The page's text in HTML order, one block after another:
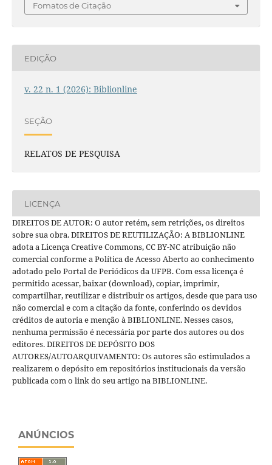
Fomatos de Citação
EDIÇÃO
v. 22 n. 1 (2026): Biblionline
SEÇÃO
RELATOS DE PESQUISA
LICENÇA
DIREITOS DE AUTOR: O autor retém, sem retrições, os direitos
sobre sua obra. DIREITOS DE REUTILIZAÇÃO: A BIBLIONLINE
adota a Licença Creative Commons, CC BY-NC atribuição não
comercial conforme a Política de Acesso Aberto ao conhecimento
adotado pelo Portal de Periódicos da UFPB. Com essa licença é
permitido acessar, baixar (download), copiar, imprimir,
compartilhar, reutilizar e distribuir os artigos, desde que para uso
não comercial e com a citação da fonte, conferindo os devidos
créditos de autoria e menção à BIBLIONLINE. Nesses casos,
nenhuma permissão é necessária por parte dos autores ou dos
editores. DIREITOS DE DEPÓSITO DOS
AUTORES/AUTOARQUIVAMENTO: Os autores são estimulados a
realizarem o depósito em repositórios institucionais da versão
publicada com o link do seu artigo na BIBLIONLINE.
ANÚNCIOS